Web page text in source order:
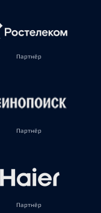
Партнёр
Партнёр
Партнёр